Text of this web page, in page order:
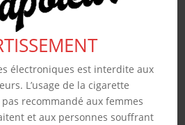
électroniques est interdite aux
L’usage de la cigarette
recommandé aux femmes
et aux personnes souffrant